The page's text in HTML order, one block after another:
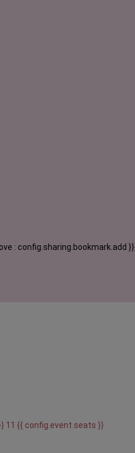
: config.sharing.bookmark.add }}
11 {{ config.event.seats }}